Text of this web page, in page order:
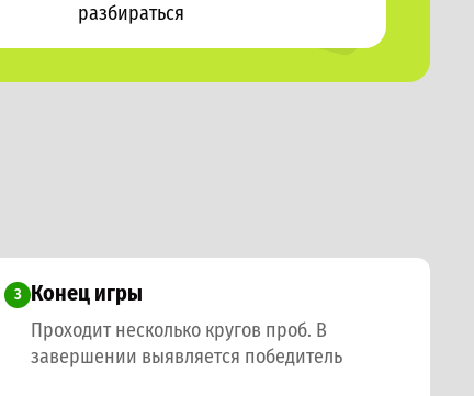
разбираться
3 Конец игры
Проходит несколько кругов проб. В
завершении выявляется победитель